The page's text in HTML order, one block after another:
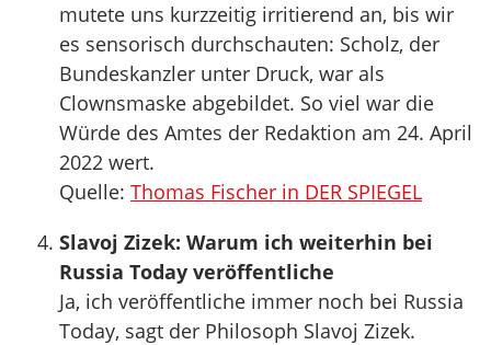
mutete uns kurzzeitig irritierend an, bis wir
es sensorisch durchschauten: Scholz, der
Bundeskanzler unter Druck, war als
Clownsmaske abgebildet. So viel war die
Würde des Amtes der Redaktion am 24. April
2022 wert.
Quelle: Thomas Fischer in DER SPIEGEL
Slavoj Zizek: Warum ich weiterhin bei
Russia Today veröffentliche
Ja, ich veröffentliche immer noch bei Russia
Today, sagt der Philosoph Slavoj Zizek.